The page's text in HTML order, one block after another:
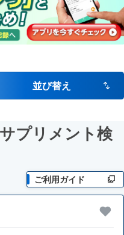
並び替え
プリメント検
ご利用ガイド